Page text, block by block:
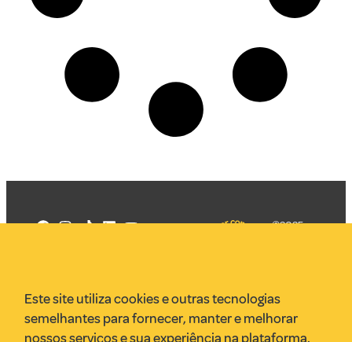
VR Assessoria
Parcerias
©2025
Este site utiliza cookies e outras tecnologias
semelhantes para fornecer, manter e melhorar
nossos serviços e sua experiência na plataforma.